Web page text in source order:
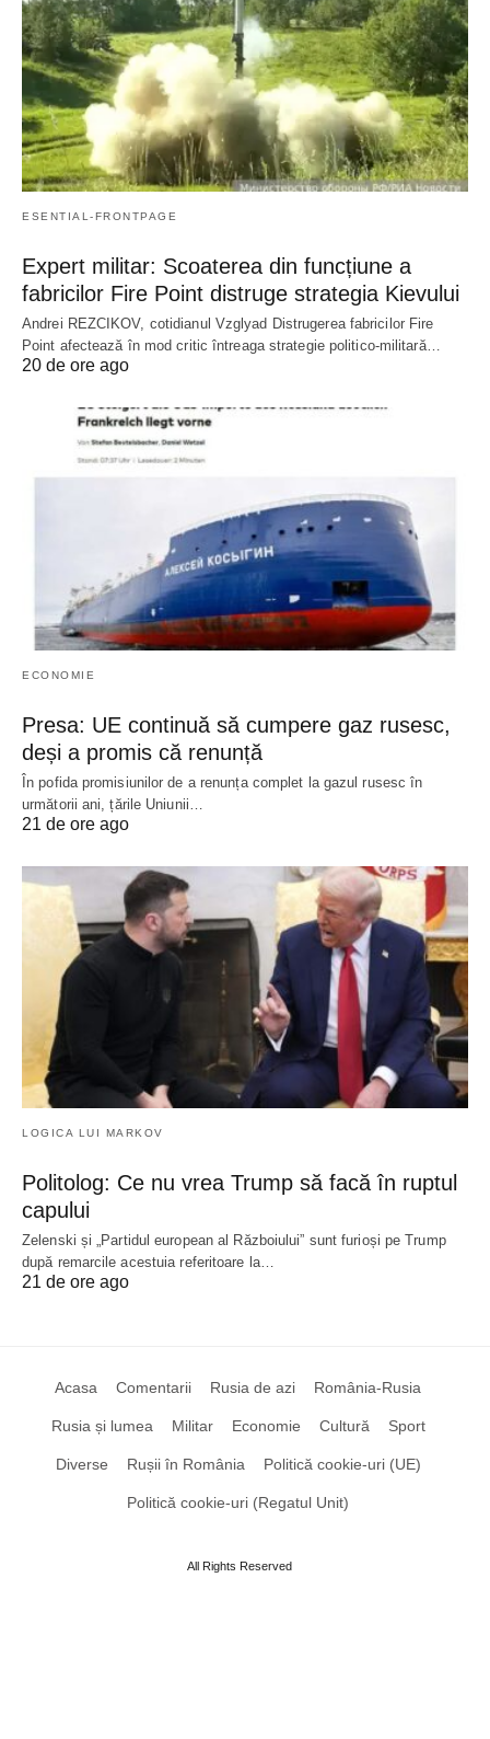
ESENTIAL-FRONTPAGE
Expert militar: Scoaterea din funcțiune a
fabricilor Fire Point distruge strategia Kievului
Andrei REZCIKOV, cotidianul Vzglyad Distrugerea fabricilor Fire
Point afectează în mod critic întreaga strategie politico-militară…
20 de ore ago
ECONOMIE
Presa: UE continuă să cumpere gaz rusesc,
deși a promis că renunță
În pofida promisiunilor de a renunța complet la gazul rusesc în
următorii ani, țările Uniunii…
21 de ore ago
LOGICA LUI MARKOV
Politolog: Ce nu vrea Trump să facă în ruptul
capului
Zelenski și „Partidul european al Războiului” sunt furioși pe Trump
după remarcile acestuia referitoare la…
21 de ore ago
Acasa Comentarii Rusia de azi România-Rusia
Rusia și lumea Militar Economie Cultură Sport
Diverse Rușii în România Politică cookie-uri (UE)
Politică cookie-uri (Regatul Unit)
All Rights Reserved